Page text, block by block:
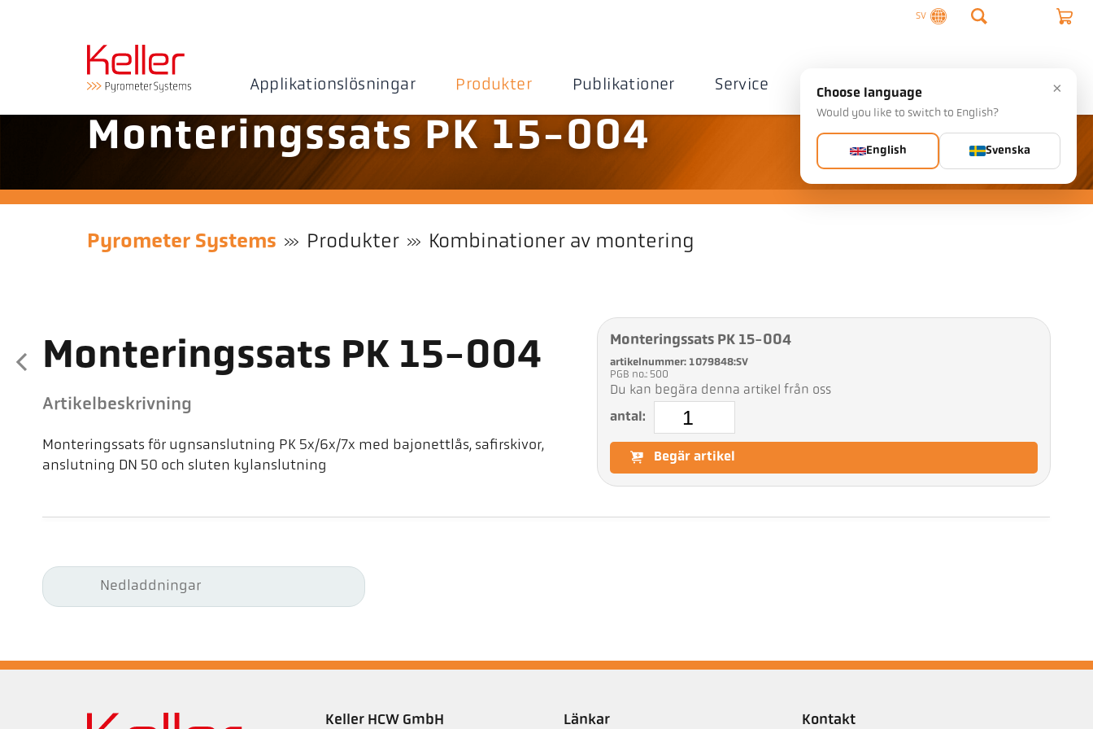
SV
Applikationslösningar Produkter Publikationer Service Företag
Monteringssats PK 15-004
Pyrometer Systems Produkter Kombinationer av montering
Monteringssats PK 15-004
Artikelbeskrivning
Monteringssats för ugnsanslutning PK 5x/6x/7x med bajonettlås, safirskivor,
anslutning DN 50 och sluten kylanslutning
Monteringssats PK 15-004
artikelnummer: 1079848:SV
PGB no.: 500
Du kan begära denna artikel från oss
antal:
Begär artikel
Nedladdningar
Keller HCW GmbH Länkar Kontakt
×
Choose language
Would you like to switch to English?
English Svenska